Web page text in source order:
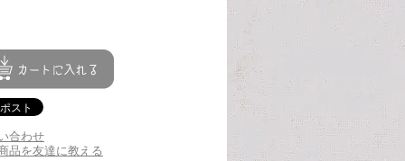
合わせ
品を友達に教える